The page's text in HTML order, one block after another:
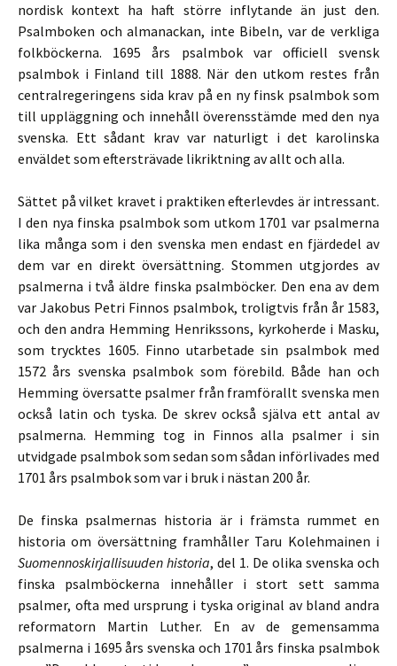
nordisk kontext ha haft större inflytande än just den.
Psalmboken och almanackan, inte Bibeln, var de verkliga
folkböckerna. 1695 års psalmbok var officiell svensk
psalmbok i Finland till 1888. När den utkom restes från
centralregeringens sida krav på en ny finsk psalmbok som
till uppläggning och innehåll överensstämde med den nya
svenska. Ett sådant krav var naturligt i det karolinska
enväldet som eftersträvade likriktning av allt och alla.
Sättet på vilket kravet i praktiken efterlevdes är intressant.
I den nya finska psalmbok som utkom 1701 var psalmerna
lika många som i den svenska men endast en fjärdedel av
dem var en direkt översättning. Stommen utgjordes av
psalmerna i två äldre finska psalmböcker. Den ena av dem
var Jakobus Petri Finnos psalmbok, troligtvis från år 1583,
och den andra Hemming Henrikssons, kyrkoherde i Masku,
som trycktes 1605. Finno utarbetade sin psalmbok med
1572 års svenska psalmbok som förebild. Både han och
Hemming översatte psalmer från framförallt svenska men
också latin och tyska. De skrev också själva ett antal av
psalmerna. Hemming tog in Finnos alla psalmer i sin
utvidgade psalmbok som sedan som sådan införlivades med
1701 års psalmbok som var i bruk i nästan 200 år.
De finska psalmernas historia är i främsta rummet en
historia om översättning framhåller Taru Kolehmainen i
Suomennoskirjallisuuden historia, del 1. De olika svenska och
finska psalmböckerna innehåller i stort sett samma
psalmer, ofta med ursprung i tyska original av bland andra
reformatorn Martin Luther. En av de gemensamma
psalmerna i 1695 års svenska och 1701 års finska psalmbok